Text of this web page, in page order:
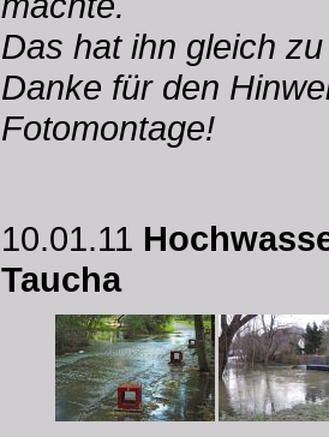
Das hat ihn gleich
Danke für den
Fotomontage!
10.01.11
Taucha